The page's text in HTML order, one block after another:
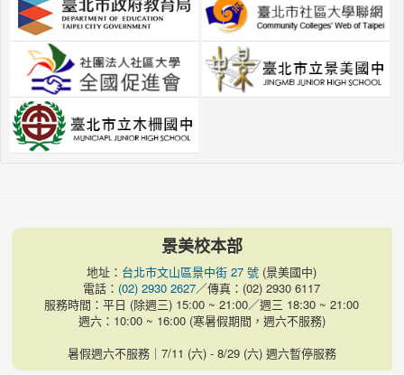
景美校本部
地址： 台北市文山區景中街 27 號 (景美國中)
電話： (02) 2930 2627／傳真：(02) 2930 6117
服務時間：平日 (除週三) 15:00 ~ 21:00／週三 18:30 ~ 21:00
週六：10:00 ~ 16:00 (寒暑假期間，週六不服務)
暑假週六不服務｜7/11 (六) - 8/29 (六) 週六暫停服務